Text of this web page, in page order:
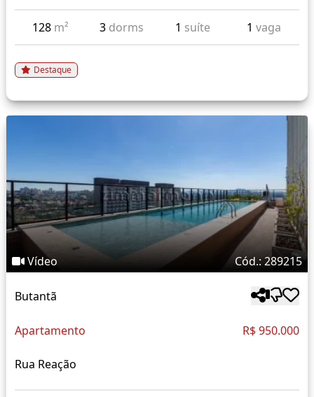
128 m² 3 dorms 1 suíte 1 vaga
Destaque
Vídeo Cód.: 289215
Butantã
Apartamento R$ 950.000
Rua Reação